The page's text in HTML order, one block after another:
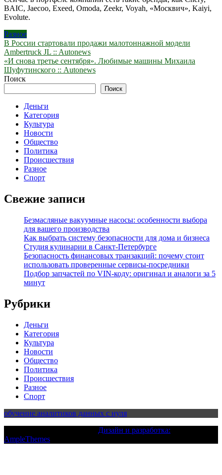
BAIC, Jaecoo, Exeed, Omoda, Zeekr, Voyah, «Москвич», Kaiyi,
Evolute.
Разное
Навигация
по
записям
В России стартовали продажи малотоннажной модели
Ambertruck JL :: Autonews
«И снова третье сентября». Любимые машины Михаила
Шуфутинского :: Autonews
Поиск
Поиск
Деньги
Категория
Культура
Новости
Общество
Политика
Происшествия
Разное
Спорт
Свежие записи
Безмасляные вакуумные насосы: особенности выбора
для вашего производства
Как выбрать систему безопасности для дома и бизнеса
Студия кулинарии в Санкт-Петербурге
Безопасность финансовых транзакций: почему стоит
использовать проверенные сервисы-посредники
Подбор запчастей по VIN-коду: оригинал и аналоги за 5
минут
Рубрики
Деньги
Категория
Культура
Новости
Общество
Политика
Происшествия
Разное
Спорт
обучение аналитиков данных с нуля
Дизайн и разработка:
AmpleThemes